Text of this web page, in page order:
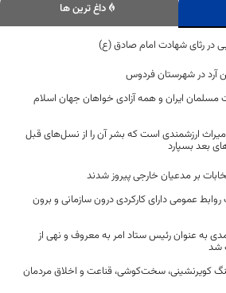
داغ ترین ها
در رثای شهادت امام صادق (ع)
ایران و همه آزادی خواهان جهان اسلام
ارزشمندی است که بشر آن را از نسل‌های قبل
بعد بسپارد
بر مدعیان خارجی پیروز شدند
عمومی دارای کارکردی درون سازمانی و برون
به عنوان رئیس ستاد امر به معروف و نهی از
شد
کویرنشینی، سخت‌کوشی، قناعت و اخلاق مردمان